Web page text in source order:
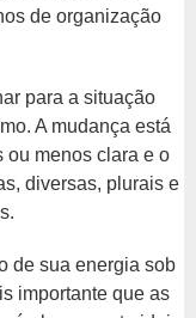
de organização
para a situação
A mudança está
ou menos clara e o
diversas, plurais e
de sua energia sob
importante que as